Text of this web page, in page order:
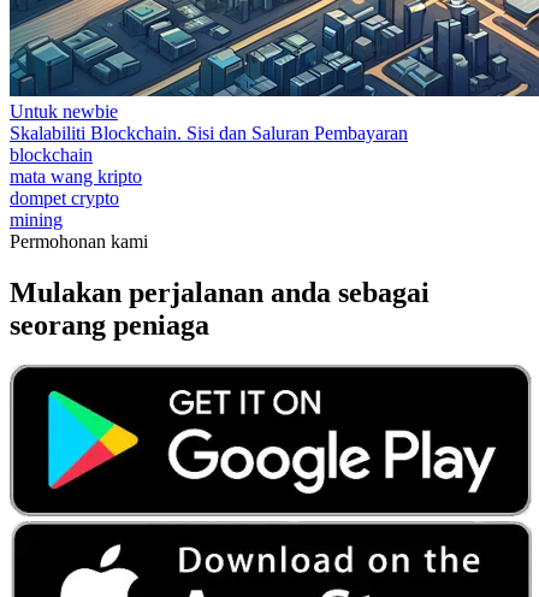
Untuk newbie
Skalabiliti Blockchain. Sisi dan Saluran Pembayaran
blockchain
mata wang kripto
dompet crypto
mining
Permohonan kami
Mulakan perjalanan anda sebagai
seorang peniaga